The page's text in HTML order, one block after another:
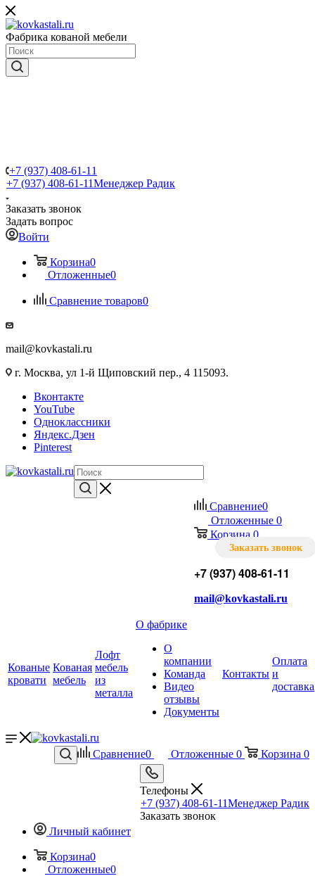
Фабрика кованой мебели
+7 (937) 408-61-11
+7 (937) 408-61-11Менеджер Радик
Заказать звонок
Задать вопрос
Войти
Корзина0
Отложенные0
Сравнение товаров0
mail@kovkastali.ru
г. Москва, ул 1-й Щиповский пер., 4 115093.
Вконтакте
YouTube
Одноклассники
Яндекс.Дзен
Pinterest
Сравнение0
Отложенные 0
Корзина 0
Заказать звонок
+7 (937) 408-61-11
mail@kovkastali.ru
Кованые
кровати
Кованая
мебель
Лофт
мебель
из
металла
О фабрике
О
компании
Команда
Видео
отзывы
Документы
Контакты
Оплата
и
доставка
Сравнение0 Отложенные 0 Корзина 0
Телефоны
+7 (937) 408-61-11Менеджер Радик
Заказать звонок
Личный кабинет
Корзина0
Отложенные0